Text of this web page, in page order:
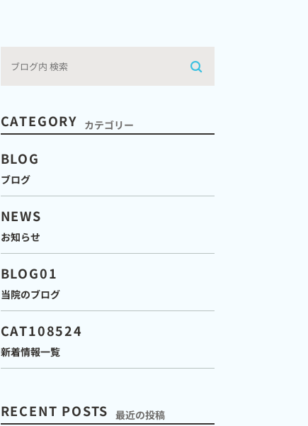
CATEGORY カテゴリー
BLOG
ブログ
NEWS
お知らせ
BLOG01
当院のブログ
CAT108524
新着情報一覧
RECENT POSTS 最近の投稿